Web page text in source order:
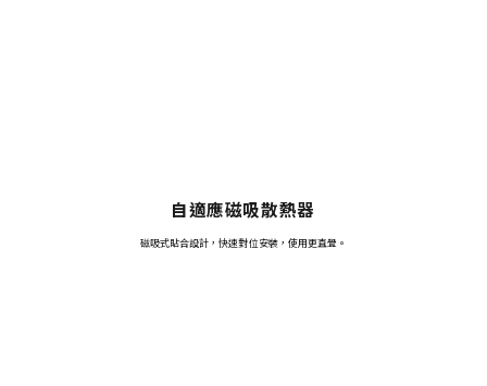
自適應磁吸散熱器
磁吸式貼合設計，快速對位安裝，使用更直覺。